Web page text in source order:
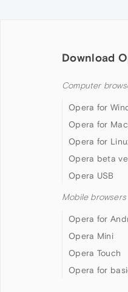
Download
Computer
Opera for
Opera for Mac
Opera for
Opera beta
Opera USB
Mobile browsers
Opera for
Opera Mini
Opera Touch
Opera for